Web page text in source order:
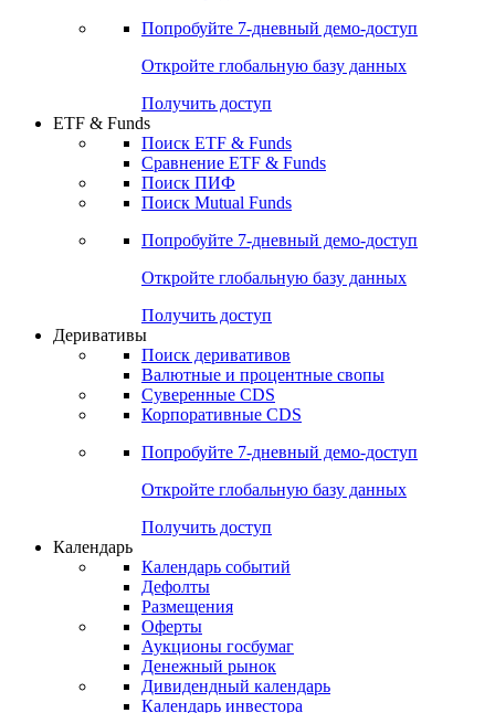
Получить доступ
Поиск кредитов
Попробуйте7-дневный
Откройте глобальную базу данных
Получить доступ
ETF & Funds
Сравнение ETF & Funds
Поиск Mutual Funds
Попробуйте7-дневный
Откройте глобальную базу данных
Получить доступ
Деривативы
Валютные и процентные свопы
Корпоративные CDS
Попробуйте7-дневный
Откройте глобальную базу данных
Получить доступ
Календарь
Календарь событий
Дефолты
Размещения
Оферты